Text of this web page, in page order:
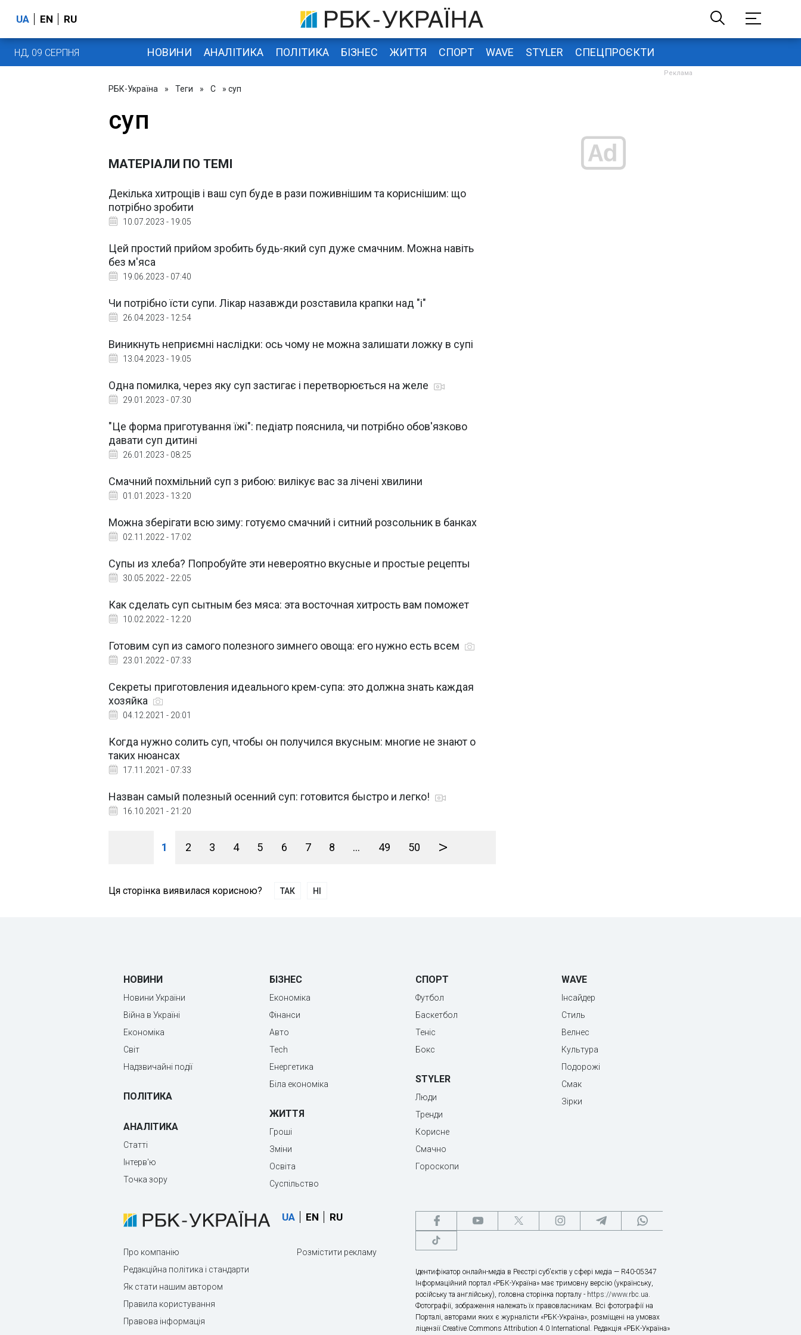
UA EN RU
НД, 09 СЕРПНЯ НОВИНИ АНАЛІТИКА ПОЛІТИКА БІЗНЕС ЖИТТЯ СПОРТ WAVE STYLER СПЕЦПРОЄКТИ
РБК-Україна » Теги » С » суп
суп
МАТЕРІАЛИ ПО ТЕМІ
Декілька хитрощів і ваш суп буде в рази поживнішим та кориснішим: що
потрібно зробити
10.07.2023 - 19:05
Цей простий прийом зробить будь-який суп дуже смачним. Можна навіть
без м'яса
19.06.2023 - 07:40
Чи потрібно їсти супи. Лікар назавжди розставила крапки над "і"
26.04.2023 - 12:54
Виникнуть неприємні наслідки: ось чому не можна залишати ложку в супі
13.04.2023 - 19:05
Одна помилка, через яку суп застигає і перетворюється на желе
29.01.2023 - 07:30
"Це форма приготування їжі": педіатр пояснила, чи потрібно обов'язково
давати суп дитині
26.01.2023 - 08:25
Смачний похмільний суп з рибою: вилікує вас за лічені хвилини
01.01.2023 - 13:20
Можна зберігати всю зиму: готуємо смачний і ситний розсольник в банках
02.11.2022 - 17:02
Супы из хлеба? Попробуйте эти невероятно вкусные и простые рецепты
30.05.2022 - 22:05
Как сделать суп сытным без мяса: эта восточная хитрость вам поможет
10.02.2022 - 12:20
Готовим суп из самого полезного зимнего овоща: его нужно есть всем
23.01.2022 - 07:33
Секреты приготовления идеального крем-супа: это должна знать каждая
хозяйка
04.12.2021 - 20:01
Когда нужно солить суп, чтобы он получился вкусным: многие не знают о
таких нюансах
17.11.2021 - 07:33
Назван самый полезный осенний суп: готовится быстро и легко!
16.10.2021 - 21:20
1 2 3 4 5 6 7 8 ... 49 50 >
Ця сторінка виявилася корисною? ТАК НІ
НОВИНИ
Новини України
Війна в Україні
Економіка
Світ
Надзвичайні події
ПОЛІТИКА
АНАЛІТИКА
Статті
Інтерв'ю
Точка зору
БІЗНЕС
Економіка
Фінанси
Авто
Tech
Енергетика
Біла економіка
ЖИТТЯ
Гроші
Зміни
Освіта
Суспільство
СПОРТ
Футбол
Баскетбол
Теніс
Бокс
STYLER
Люди
Тренди
Корисне
Смачно
Гороскопи
WAVE
Інсайдер
Стиль
Велнес
Культура
Подорожі
Смак
Зірки
UA EN RU
Про компанію
Редакційна політика і стандарти
Як стати нашим автором
Правила користування
Правова інформація
Розмістити рекламу
Ідентифікатор онлайн-медіа в Реєстрі суб’єктів у сфері медіа — R40-05347
Інформаційний портал «РБК-Україна» має тримовну версію (українську,
російську та англійську), головна сторінка порталу - https://www.rbc.ua.
Фотографії, зображення належать їх правовласникам. Всі фотографії на
Порталі, авторами яких є журналісти «РБК-Україна», розміщені на умовах
ліцензії Creative Commons Attribution 4.0 International. Редакція «РБК-Україна»